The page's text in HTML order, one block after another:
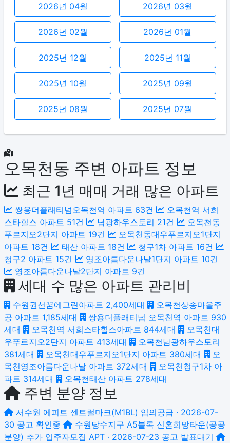
2026년 04월 2026년 03월
2026년 02월 2026년 01월
2025년 12월 2025년 11월
2025년 10월 2025년 09월
2025년 08월 2025년 07월
오목천동 주변 아파트 정보
최근 1년 매매 거래 많은 아파트
쌍용더플래티넘오목천역 아파트 63건
오목천역 서희
스타힐스 아파트 51건 남광하우스토리 21건
오목천동
푸르지오2단지 아파트 19건
오목천동대우푸르지오1단지
아파트 18건 태산 아파트 18건 청구1차 아파트 16건
청구2 아파트 15건 영조아름다운나날1단지 아파트 10건
영조아름다운나날2단지 아파트 9건
세대 수 많은 아파트 관리비
수원권선꿈에그린아파트 2,400세대
오목천상송마을주
공 아파트 1,185세대 쌍용더플래티넘 오목천역 아파트 930
세대
오목천역 서희스타힐스아파트 844세대
오목천대
우푸르지오2단지 아파트 413세대
오목천남광하우스토리
381세대
오목천대우푸르지오1단지 아파트 380세대
오
목천영조아름다운나날 아파트 372세대
오목천청구1차 아
파트 314세대 오목천태산 아파트 278세대
주변 분양 정보
서수원 에피트 센트럴마크(M1BL) 임의공급 · 2026-07-
30 공고 확인중
수원당수지구 A5블록 신혼희망타운(공공
분양) 추가 입주자모집 APT · 2026-07-23 공고 발표대기